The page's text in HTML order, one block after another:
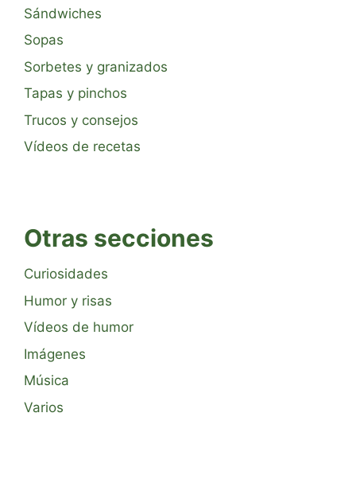
Sándwiches
Sopas
Sorbetes y granizados
Tapas y pinchos
Trucos y consejos
Vídeos de recetas
Otras secciones
Curiosidades
Humor y risas
Vídeos de humor
Imágenes
Música
Varios